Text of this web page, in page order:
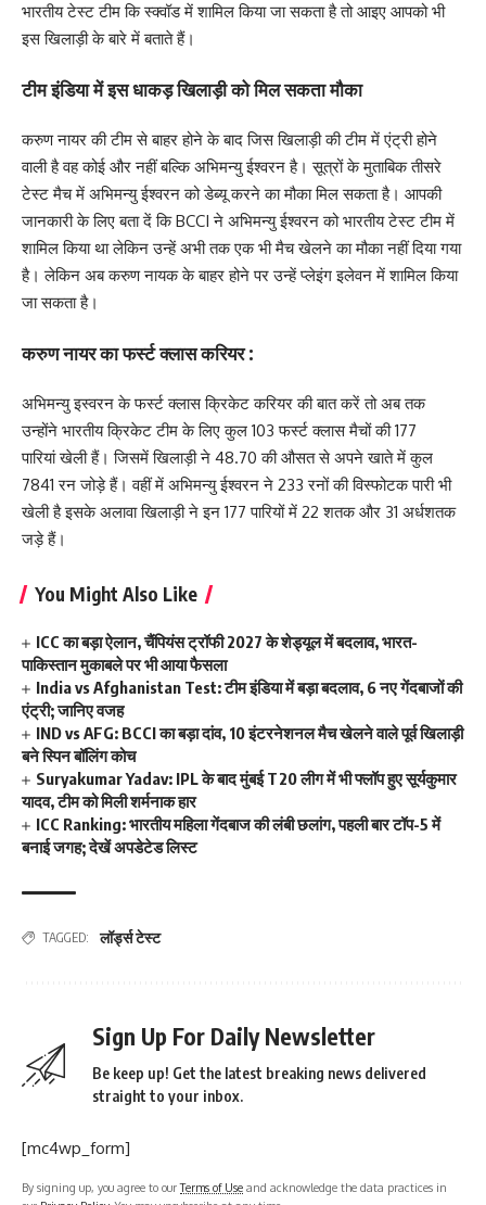
भारतीय टेस्ट टीम कि स्क्वॉड में शामिल किया जा सकता है तो आइए आपको भी
इस खिलाड़ी के बारे में बताते हैं।
टीम इंडिया में इस धाकड़ खिलाड़ी को मिल सकता मौका
करुण नायर की टीम से बाहर होने के बाद जिस खिलाड़ी की टीम में एंट्री होने
वाली है वह कोई और नहीं बल्कि अभिमन्यु ईश्वरन है। सूत्रों के मुताबिक तीसरे
टेस्ट मैच में अभिमन्यु ईश्वरन को डेब्यू करने का मौका मिल सकता है। आपकी
जानकारी के लिए बता दें कि BCCI ने अभिमन्यु ईश्वरन को भारतीय टेस्ट टीम में
शामिल किया था लेकिन उन्हें अभी तक एक भी मैच खेलने का मौका नहीं दिया गया
है। लेकिन अब करुण नायक के बाहर होने पर उन्हें प्लेइंग इलेवन में शामिल किया
जा सकता है।
करुण नायर का फर्स्ट क्लास करियर :
अभिमन्यु इस्वरन के फर्स्ट क्लास क्रिकेट करियर की बात करें तो अब तक
उन्होंने भारतीय क्रिकेट टीम के लिए कुल 103 फर्स्ट क्लास मैचों की 177
पारियां खेली हैं। जिसमें खिलाड़ी ने 48.70 की औसत से अपने खाते में कुल
7841 रन जोड़े हैं। वहीं में अभिमन्यु ईश्वरन ने 233 रनों की विस्फोटक पारी भी
खेली है इसके अलावा खिलाड़ी ने इन 177 पारियों में 22 शतक और 31 अर्धशतक
जड़े हैं।
You Might Also Like
ICC का बड़ा ऐलान, चैंपियंस ट्रॉफी 2027 के शेड्यूल में बदलाव, भारत-
पाकिस्तान मुकाबले पर भी आया फैसला
India vs Afghanistan Test: टीम इंडिया में बड़ा बदलाव, 6 नए गेंदबाजों की
एंट्री; जानिए वजह
IND vs AFG: BCCI का बड़ा दांव, 10 इंटरनेशनल मैच खेलने वाले पूर्व खिलाड़ी
बने स्पिन बॉलिंग कोच
Suryakumar Yadav: IPL के बाद मुंबई T20 लीग में भी फ्लॉप हुए सूर्यकुमार
यादव, टीम को मिली शर्मनाक हार
ICC Ranking: भारतीय महिला गेंदबाज की लंबी छलांग, पहली बार टॉप-5 में
बनाई जगह; देखें अपडेटेड लिस्ट
TAGGED: लॉर्ड्स टेस्ट
Sign Up For Daily Newsletter
Be keep up! Get the latest breaking news delivered
straight to your inbox.
[mc4wp_form]
By signing up, you agree to ourTerms of Use and acknowledge the data practices in